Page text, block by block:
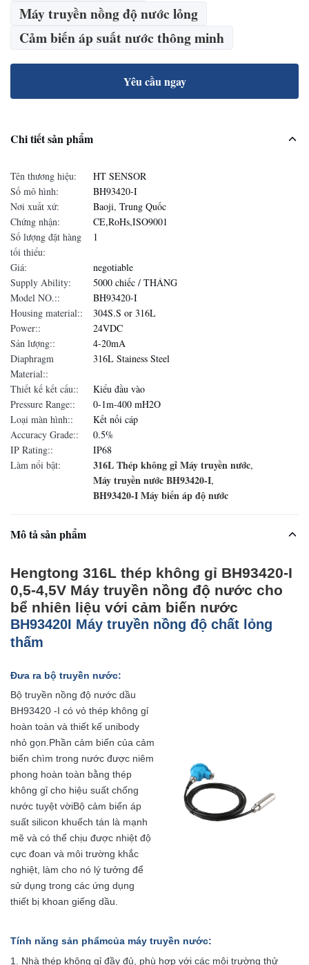
Máy truyền nồng độ nước lỏng
Cảm biến áp suất nước thông minh
Yêu cầu ngay
Chi tiết sản phẩm
Tên thương hiệu:
HT SENSOR
Số mô hình:
BH93420-I
Nơi xuất xứ:
Baoji, Trung Quốc
Chứng nhận:
CE,RoHs,ISO9001
Số lượng đặt hàng
tối thiểu:
1
Giá:
negotiable
Supply Ability:
5000 chiếc / THÁNG
Model NO.::
BH93420-I
Housing material::
304S.S or 316L
Power::
24VDC
Sản lượng::
4-20mA
Diaphragm
Material::
316L Stainess Steel
Thiết kế kết cấu::
Kiểu đầu vào
Pressure Range::
0-1m-400 mH2O
Loại màn hình::
Kết nối cáp
Accuracy Grade::
0.5%
IP Rating::
IP68
Làm nổi bật:
316L Thép không gỉ Máy truyền nước,
Máy truyền nước BH93420-I,
BH93420-I Máy biến áp độ nước
Mô tả sản phẩm
Hengtong 316L thép không gỉ BH93420-I
0,5-4,5V Máy truyền nồng độ nước cho
bể nhiên liệu với cảm biến nước
BH93420I Máy truyền nồng độ chất lỏng
thấm
Đưa ra bộ truyền nước:
Bộ truyền nồng độ nước dầu
BH93420 -I có vỏ thép không gỉ
hoàn toàn và thiết kế unibody
nhỏ gọn.Phần cảm biến của cảm
biến chìm trong nước được niêm
phong hoàn toàn bằng thép
không gỉ cho hiệu suất chống
nước tuyệt vờiBộ cảm biến áp
suất silicon khuếch tán là mạnh
mẽ và có thể chịu được nhiệt độ
cực đoan và môi trường khắc
nghiệt, làm cho nó lý tưởng để
sử dụng trong các ứng dụng
thiết bị khoan giếng dầu.
Tính năng sản phẩmcủa máy truyền nước:
1. Nhà thép không gỉ đầy đủ, phù hợp với các môi trường thử